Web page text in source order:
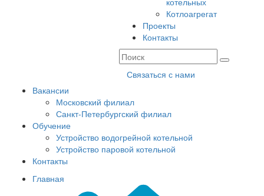
Котлоагрегат
Проекты
Контакты
Связаться с нами
Вакансии
Московский филиал
Санкт-Петербургский филиал
Обучение
Устройство водогрейной котельной
Устройство паровой котельной
Контакты
Главная